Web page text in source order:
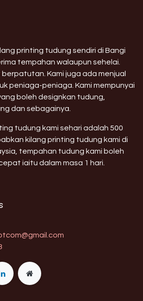
printing tudung sendiri di Bangi
tempahan walaupun sehelai.
Kami juga ada menjual
peniaga-peniaga. Kami mempunyai
boleh designkan tudung,
dan sebagainya.
tudung kami sehari adalah 500
kilang printing tudung kami di
tempahan tudung kami boleh
iaitu dalam masa 1 hari.